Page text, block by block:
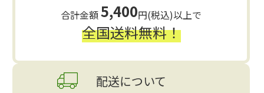
合計金額5,400円(税込)以上で
全国送料無料！
配送について